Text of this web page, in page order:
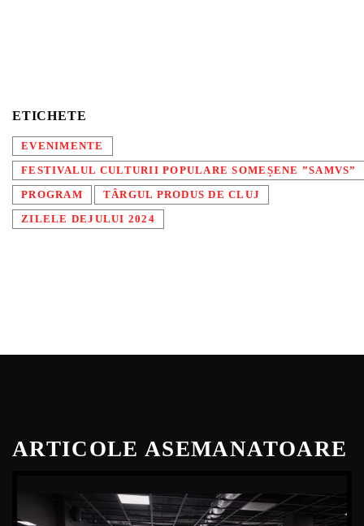
ETICHETE
EVENIMENTE
FESTIVALUL CULTURII POPULARE SOMEȘENE ”SAMVS”
PROGRAM TÂRGUL PRODUS DE CLUJ
ZILELE DEJULUI 2024
ARTICOLE ASEMANATOARE